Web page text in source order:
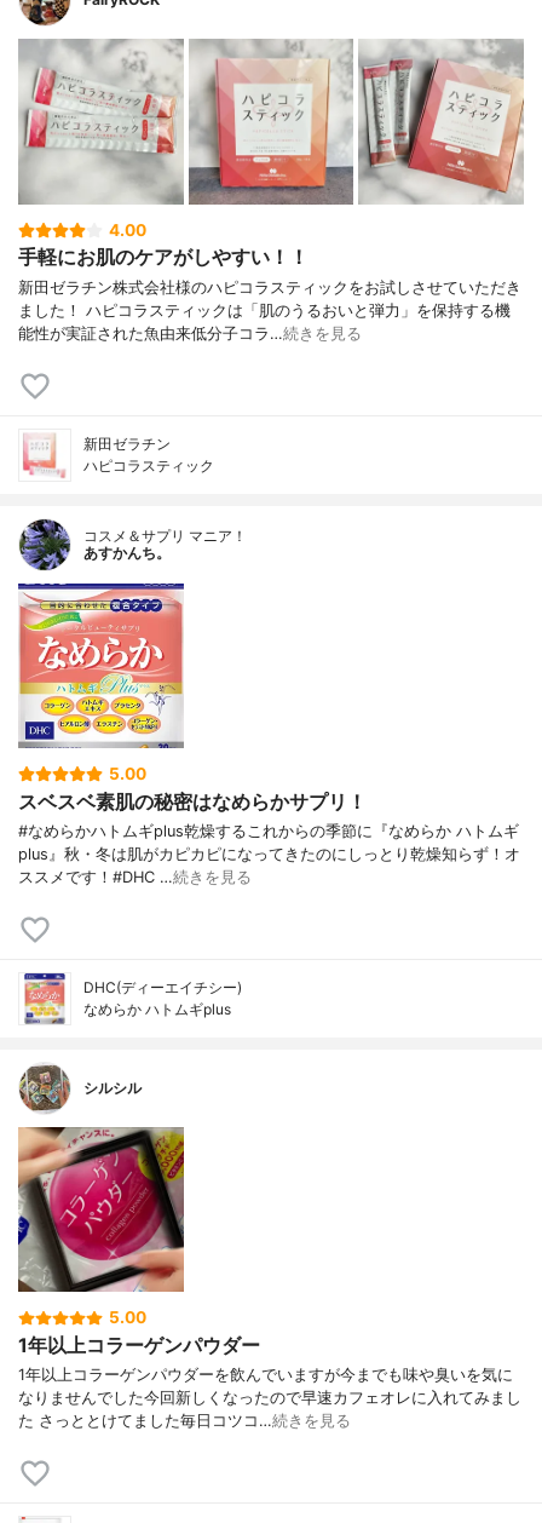
4.00
手軽にお肌のケアがしやすい！！
新田ゼラチン株式会社様のハピコラスティックをお試しさせていただき
ました！ ハピコラスティックは「肌のうるおいと弾力」を保持する機
能性が実証された魚由来低分子コラ…続きを見る
新田ゼラチン
ハピコラスティック
コスメ＆サプリ マニア！
あすかんち。
5.00
スベスベ素肌の秘密はなめらかサプリ！
#なめらかハトムギplus乾燥するこれからの季節に『なめらか ハトムギ
plus』秋・冬は肌がカピカピになってきたのにしっとり乾燥知らず！オ
ススメです！#DHC …続きを見る
DHC(ディーエイチシー)
なめらか ハトムギplus
シルシル
5.00
1年以上コラーゲンパウダー
1年以上コラーゲンパウダーを飲んでいますが今までも味や臭いを気に
なりませんでした今回新しくなったので早速カフェオレに入れてみまし
た さっととけてました毎日コツコ…続きを見る